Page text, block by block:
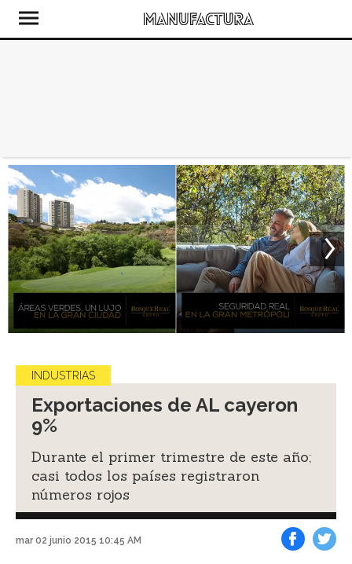
INDUSTRIAS
Exportaciones de AL cayeron
9%
Durante el primer trimestre de este año;
casi todos los países registraron
números rojos
mar 02 junio 2015 10:45 AM